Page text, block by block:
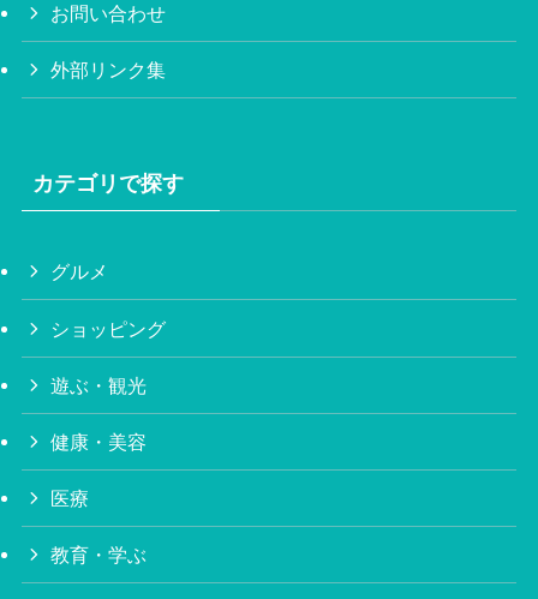
お問い合わせ
外部リンク集
カテゴリで探す
グルメ
ショッピング
遊ぶ・観光
健康・美容
医療
教育・学ぶ